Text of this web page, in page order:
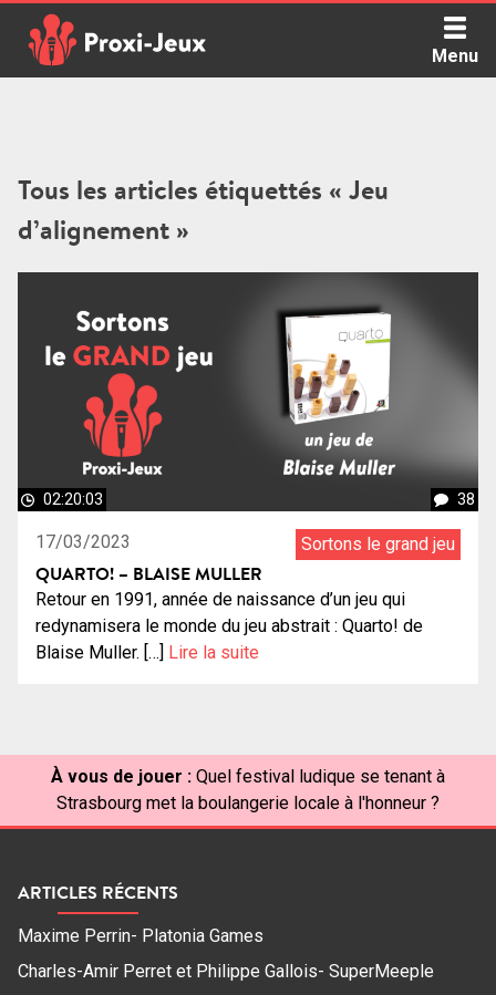
content
Menu
Tous les articles étiquettés « Jeu
d’alignement »
02:20:03 38
17/03/2023 Sortons le grand jeu
QUARTO! – BLAISE MULLER
Retour en 1991, année de naissance d’un jeu qui
redynamisera le monde du jeu abstrait : Quarto! de
Blaise Muller. […] Lire la suite
À vous de jouer : Quel festival ludique se tenant à
Strasbourg met la boulangerie locale à l'honneur ?
ARTICLES RÉCENTS
Maxime Perrin- Platonia Games
Charles-Amir Perret et Philippe Gallois- SuperMeeple